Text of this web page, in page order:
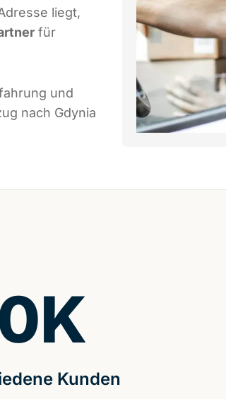
liegt,
für
und
nach Gdynia
Kunden
K